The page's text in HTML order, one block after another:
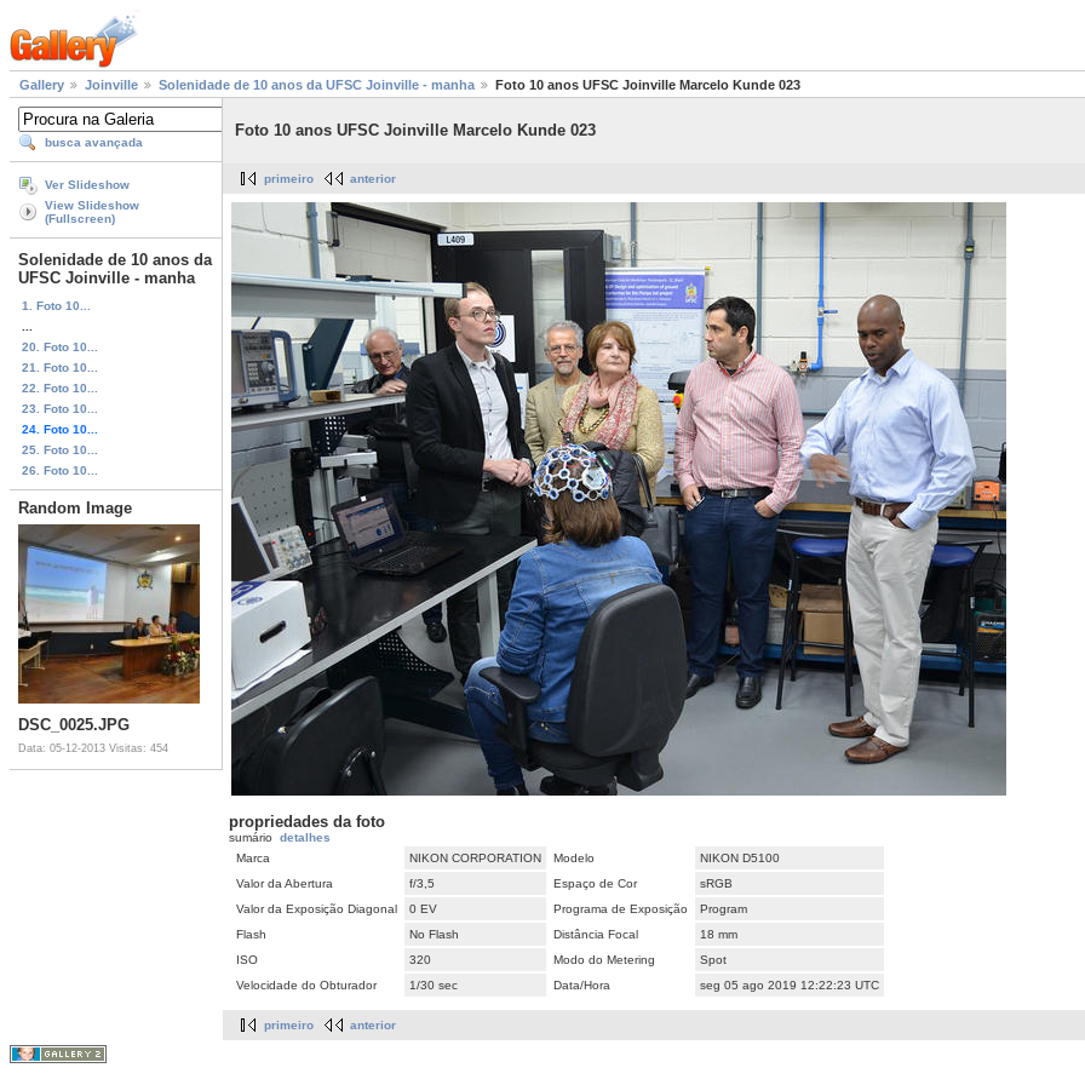
Gallery Joinville Solenidade de 10 anos da UFSC Joinville - manha Foto 10 anos UFSC Joinville Marcelo Kunde 023
busca avançada
Ver Slideshow
View Slideshow
(Fullscreen)
Solenidade de 10 anos da
UFSC Joinville - manha
1. Foto 10...
20. Foto 10...
21. Foto 10...
22. Foto 10...
23. Foto 10...
24. Foto 10...
25. Foto 10...
26. Foto 10...
Random Image
DSC_0025.JPG
Data: 05-12-2013 Visitas: 454
Foto 10 anos UFSC Joinville Marcelo Kunde 023
primeiro anterior
propriedades da foto
sumário detalhes
Marca
NIKON CORPORATION Modelo
NIKON D5100
Valor da Abertura
f/3,5 Espaço de Cor
sRGB
Valor da Exposição Diagonal
0 EV Programa de Exposição
Program
Flash
No Flash Distância Focal
18 mm
ISO
320 Modo do Metering
Spot
Velocidade do Obturador
1/30 sec Data/Hora seg 05 ago 2019 12:22:23 UTC
primeiro anterior